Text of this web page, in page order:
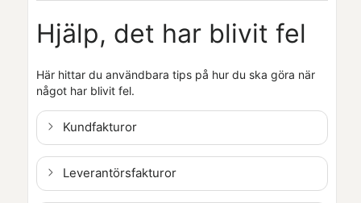
Hjälp, det har blivit fel
Här hittar du användbara tips på hur du ska göra när
något har blivit fel.
Kundfakturor
Leverantörsfakturor